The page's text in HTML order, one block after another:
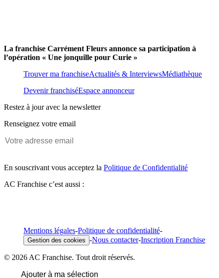
La franchise Carrément Fleurs annonce sa participation à
l’opération « Une jonquille pour Curie »
Trouver ma franchiseActualités & InterviewsMédiathèque
Devenir franchiséEspace annonceur
Restez à jour avec la newsletter
Renseignez votre email
En souscrivant vous acceptez la Politique de Confidentialité
AC Franchise c’est aussi :
Mentions légales-Politique de confidentialité-
Gestion des cookies -Nous contacter-Inscription Franchise
© 2026 AC Franchise. Tout droit réservés.
Ajouter à ma sélection